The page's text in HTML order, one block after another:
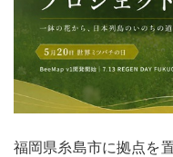
福岡県糸島市に拠点を